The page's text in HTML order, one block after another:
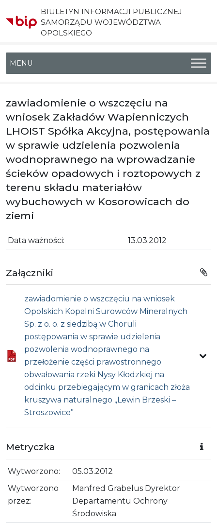
BIULETYN INFORMACJI PUBLICZNEJ
SAMORZĄDU WOJEWÓDZTWA
OPOLSKIEGO
Menu główne
zawiadomienie o wszczęciu na
wniosek Zakładów Wapienniczych
LHOIST Spółka Akcyjna, postępowania
w sprawie udzielenia pozwolenia
wodnoprawnego na wprowadzanie
ścieków opadowych i roztopowych z
terenu składu materiałów
wybuchowych w Kosorowicach do
ziemi
Data ważności: 13.03.2012
Załączniki
zawiadomienie o wszczęciu na wniosek
Opolskich Kopalni Surowców Mineralnych
Sp. z o. o. z siedzibą w Choruli
postępowania w sprawie udzielenia
pozwolenia wodnoprawnego na
przełożenie części prawostronnego
obwałowania rzeki Nysy Kłodzkiej na
odcinku przebiegającym w granicach złoża
kruszywa naturalnego „Lewin Brzeski –
Stroszowice”
Metryczka
Wytworzono:
05.03.2012
Wytworzono
przez:
Manfred Grabelus Dyrektor
Departamentu Ochrony
Środowiska